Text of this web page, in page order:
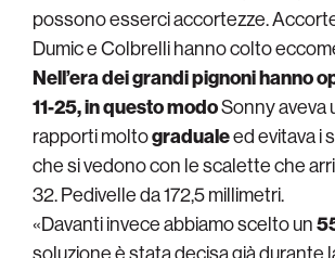
possono esserci accortezze.
Dumic e Colbrelli hanno colto
Nell’era dei grandi pignoni hanno
11-25, in questo modoSonny aveva
rapporti moltogradualeed evitava i
che si vedono con le scalette che
32. Pedivelle da 172,5 millimetri.
«Davanti invece abbiamo scelto un
soluzione è stata decisa già durante